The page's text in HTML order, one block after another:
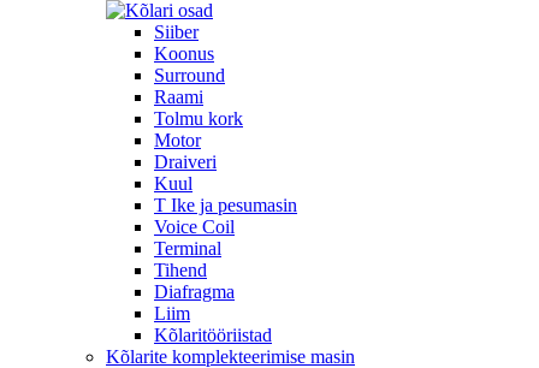
Siiber
Koonus
Surround
Raami
Tolmu kork
Motor
Draiveri
Kuul
T Ike ja pesumasin
Voice Coil
Terminal
Tihend
Diafragma
Liim
Kõlaritööriistad
Kõlarite komplekteerimise masin